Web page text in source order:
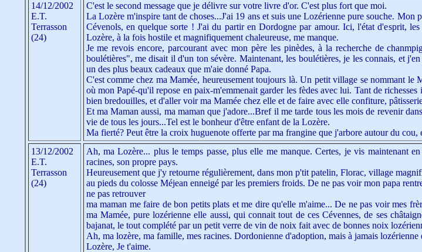
14/12/2002
E.T.
Terrasson
(24)
C'est le second message que je délivre sur votre livre d'or. C'est plus fort que moi.
La Lozère m'inspire tant de choses...J'ai 19 ans et suis une Lozérienne pure souche.
Cévenols, en quelque sorte ! J'ai du partir en Dordogne par amour. Ici, l'état d'esprit,
Lozère, à la fois hostile et magnifiquement chaleureuse, me manque.
Je me revois encore, parcourant avec mon père les pinèdes, à la recherche de
boulétières", me disait il d'un ton sévère. Maintenant, les boulétières, je les connais, et
un des plus beaux cadeaux que m'aie donné Papa.
C'est comme chez ma Mamée, heureusement toujours là. Un petit village se nommant
où mon Papé-qu'il repose en paix-m'emmenait garder les fèdes avec lui. Tant de
bien bredouilles, et d'aller voir ma Mamée chez elle et de faire avec elle confiture,
Et ma Maman aussi, ma maman que j'adore...Bref il me tarde tous les mois de revenir
vie de tous les jours...Tel est le bonheur d'être enfant de la Lozère.
Ma fierté? Peut être la croix huguenote offerte par ma frangine que j'arbore autour du
13/12/2002
E.T.
Terrasson
(24)
Ah, ma Lozère... plus le temps passe, plus elle me manque. Certes, je vis maintenant
racines, son propre pays.
Heureusement que j'y retourne régulièrement, dans mon p'tit patelin, Florac, village
au pieds du colosse Méjean enneigé par les premiers froids. De ne pas voir mon papa
ne pas retrouver
ma maman me faire de bon petits plats et me dire qu'elle m'aime... De ne pas voir mes
ma Mamée, pure lozérienne elle aussi, qui connait tout de ces Cévennes, de ses
bajanat, le tout complété par un petit verre de vin de noix fait avec de bonnes noix
Ah, ma lozère, ma famille, mes racines. Dordonienne d'adoption, mais à jamais lozérienne
Lozère, Je t'aime.